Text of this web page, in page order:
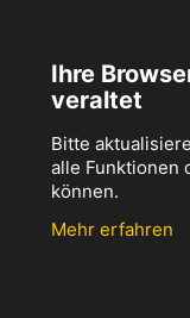
Ihre
veraltet
Bitte
alle Funktionen
können.
Mehr erfahren